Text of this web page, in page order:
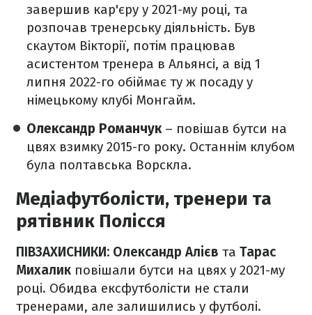
завершив кар'єру у 2021-му році, та
розпочав тренерську діяльність. Був
скаутом Вікторії, потім працював
асистентом тренера в Альянсі, а від 1
липня 2022-го обіймає ту ж посаду у
німецькому клубі Монгайм.
Олександр Романчук– повішав бутси на
цвях взимку 2015-го року. Останнім клубом
була полтавська Ворскла.
Медіафутболісти, тренери та
рятівник Полісся
ПІВЗАХИСНИКИ: Олександр Алієв та Тарас
Михалик повішали бутси на цвях у 2021-му
році. Обидва ексфутболісти не стали
тренерами, але залишились у футболі.